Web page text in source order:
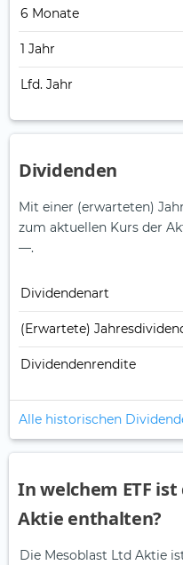
6 Monate
1 Jahr
Lfd. Jahr
Dividenden
Mit einer (erwarteten)
zum aktuellen Kurs der
—.
Dividendenart
(Erwartete)
Dividendenrendite
Alle historischen
In welchem ETF
Aktie enthalten?
Die Mesoblast Ltd Aktie